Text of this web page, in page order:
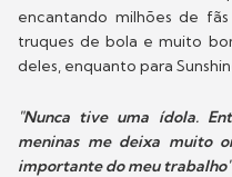
encantando milhões de
truques de bola e muito
deles, enquanto para
"Nunca tive uma ídola.
meninas me deixa muito
importante do meu trabalho"